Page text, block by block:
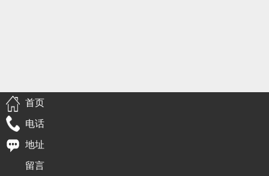
首页
电话
地址
留言